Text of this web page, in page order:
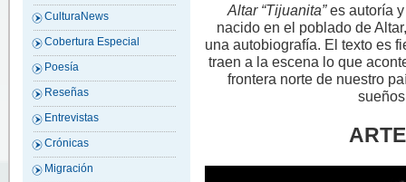
CulturaNews
Cobertura Especial
Poesía
Reseñas
Entrevistas
Crónicas
Migración
Altar “Tijuanita”es autoría
nacido en el poblado de
una autobiografía. El texto es
traen a la escena lo que
frontera norte de nuestro